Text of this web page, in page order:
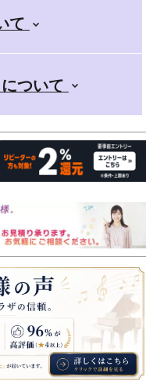
シオ
ルグ
ール
サリー
器
ン
て
ついて